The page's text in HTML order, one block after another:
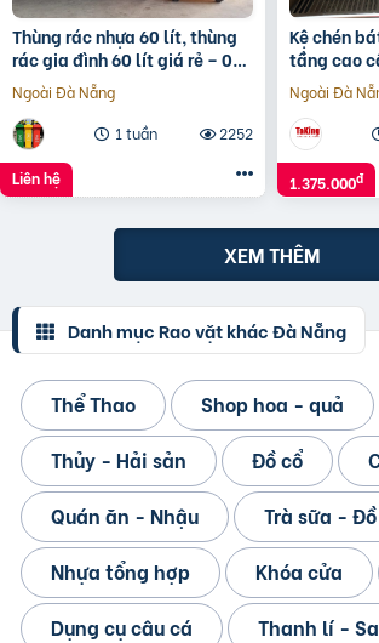
Thùng rác nhựa 60 lít, thùng
rác gia đình 60 lít giá rẻ – 096
3839 597 Ms Kính
Ngoài Đà Nẵng
1 tuần
2252
Liên hệ
Kệ chén
tầng cao
Ngoài Đà
1.375.000đ
XEM THÊM
Danh mục Rao vặt khác Đà Nẵng
Thể Thao
Shop hoa - quả
Thủy - Hải sản
Đồ cổ
Quán ăn - Nhậu
Trà sữa -
Nhựa tổng hợp
Khóa cửa
Dụng cụ câu cá
Thanh lí -